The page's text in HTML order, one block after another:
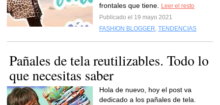
frontales que tiene.
Leer el resto
Publicado el 19 mayo 2021
FASHION BLOGGER, TENDENCIAS
Pañales de tela reutilizables. Todo lo
que necesitas saber
Hola de nuevo, hoy el post va
dedicado a los pañales de tela.